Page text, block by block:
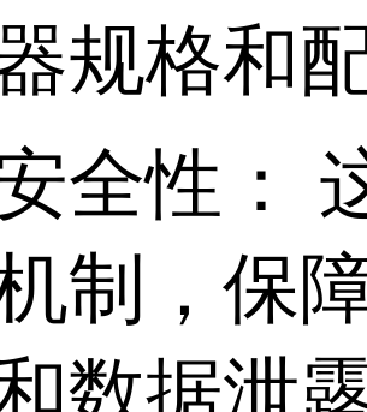
规格和
性： 这
制，保
数据泄